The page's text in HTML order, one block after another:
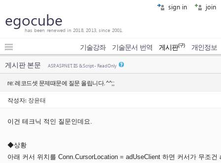
sign in join
egocube
has been renewed in 2018, 2013, since 2001.
기술강좌 기술문서 번역 게시판(구) 개인정보
게시판 본문 ASP, ASP.NET, IIS & Script - Read Only
re: 레코드셋 문제때문에 질문 올립니다. ^^;;
작성자: 장윤태
이건 테크닉 적인 질문인데요.
◆상황
아래 커서 위치를 Conn.CursorLocation = adUseClient 하면 커서가 무조